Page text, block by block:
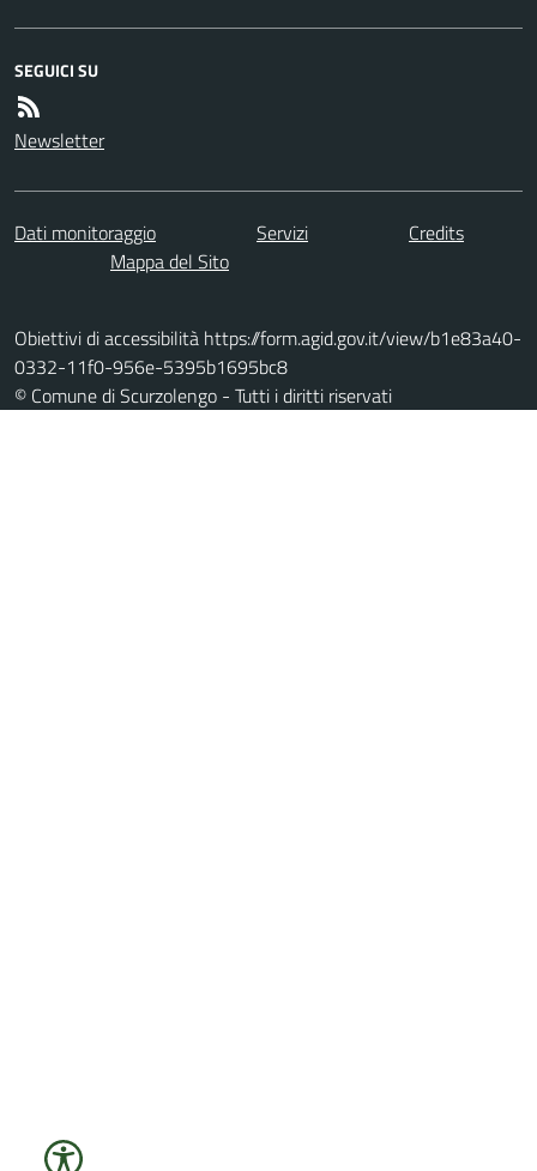
SEGUICI SU
Newsletter
Dati monitoraggio Servizi
Credits
Mappa del Sito
Obiettivi di accessibilità https://form.agid.gov.it/view/b1e83a40-
0332-11f0-956e-5395b1695bc8
© Comune di Scurzolengo - Tutti i diritti riservati